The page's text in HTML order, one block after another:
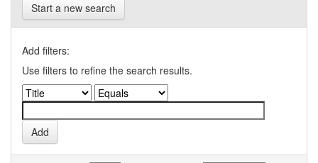
Start a new search
Add filters:
Use filters to refine the search results.